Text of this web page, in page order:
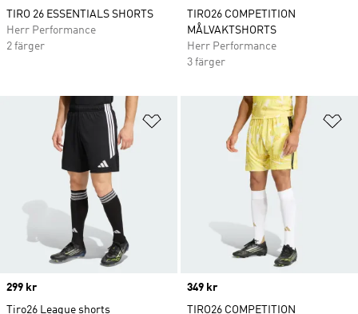
TIRO 26 ESSENTIALS SHORTS
Herr Performance
2 färger
TIRO26 COMPETITION
MÅLVAKTSHORTS
Herr Performance
3 färger
Lägg till på önskelistan
Price
299 kr
Tiro26 League shorts
Price
349 kr
TIRO26 COMPETITION